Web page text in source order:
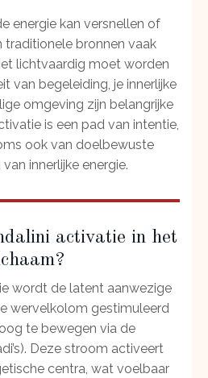
energie kan versnellen of
traditionele bronnen vaak
lichtvaardig moet worden
van begeleiding, je innerlijke
omgeving zijn belangrijke
is een pad van intentie,
ook van doelbewuste
innerlijke energie.
activatie in het
wordt de latent aanwezige
wervelkolom gestimuleerd
te bewegen via de
Deze stroom activeert
centra, wat voelbaar